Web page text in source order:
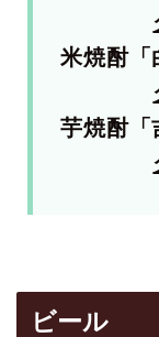
米焼酎「
芋焼酎「
ビール